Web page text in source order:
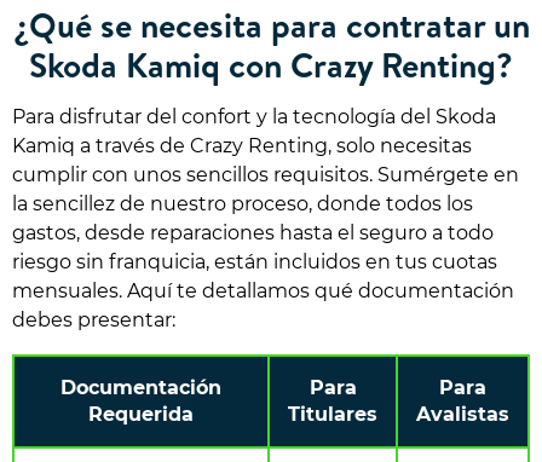
¿Qué se necesita para contratar un
Skoda Kamiq con Crazy Renting?
Para disfrutar del confort y la tecnología del Skoda
Kamiq a través de Crazy Renting, solo necesitas
cumplir con unos sencillos requisitos. Sumérgete en
la sencillez de nuestro proceso, donde todos los
gastos, desde reparaciones hasta el seguro a todo
riesgo sin franquicia, están incluidos en tus cuotas
mensuales. Aquí te detallamos qué documentación
debes presentar:
Documentación
Requerida
Para
Titulares
Para
Avalistas